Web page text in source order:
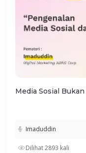
Media Sosial
Imaduddin
Dilihat 2893 kali